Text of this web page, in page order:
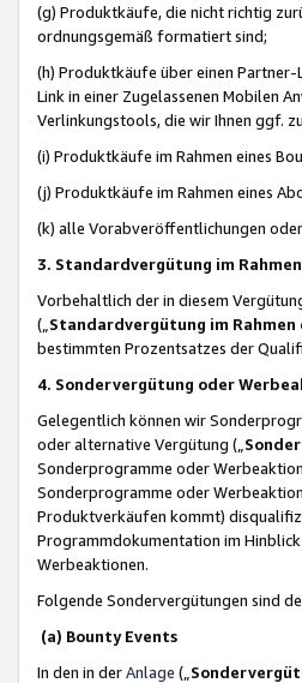
(g) Produktkäufe, die nicht richtig
ordnungsgemäß formatiert sind;
(h) Produktkäufe über einen Partner-
Link in einer Zugelassenen Mobilen
Verlinkungstools, die wir Ihnen ggf.
(i) Produktkäufe im Rahmen eines
(j) Produktkäufe im Rahmen eines
(k) alle Vorabveröffentlichungen
3. Standardvergütung im
Vorbehaltlich der in diesem
(„ Standardvergütung im
bestimmten Prozentsatzes der
4. Sondervergütung oder
Gelegentlich können wir
oder alternative Vergütung („
Sonderprogramme oder
Sonderprogramme oder
Produktverkäufen kommt)
Programmdokumentation im
Werbeaktionen.
Folgende Sondervergütungen sind
(a) Bounty Events
In den in derAnlage („